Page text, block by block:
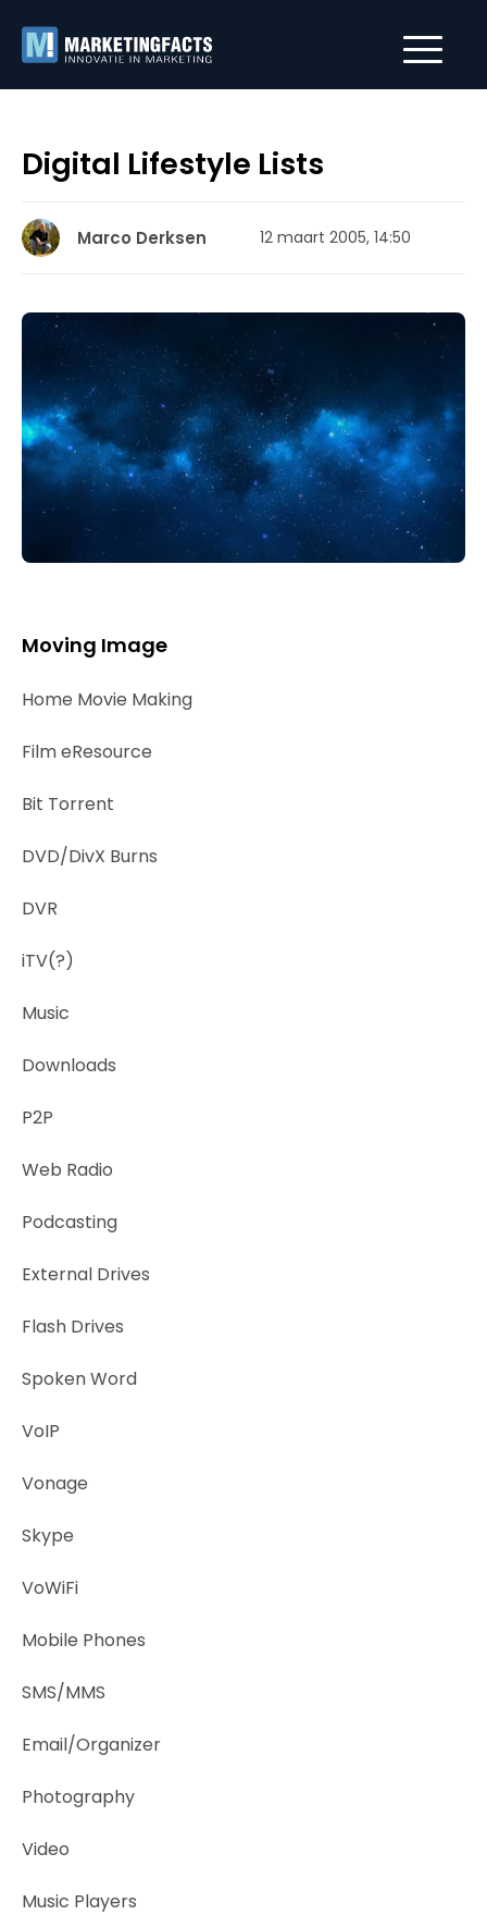
Digital Lifestyle Lists
Marco Derksen 12 maart 2005, 14:50
Moving Image
Home Movie Making
Film eResource
Bit Torrent
DVD/DivX Burns
DVR
iTV(?)
Music
Downloads
P2P
Web Radio
Podcasting
External Drives
Flash Drives
Spoken Word
VoIP
Vonage
Skype
VoWiFi
Mobile Phones
SMS/MMS
Email/Organizer
Photography
Video
Music Players